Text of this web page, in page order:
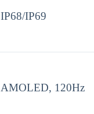
IP68/IP69
AMOLED, 120Hz